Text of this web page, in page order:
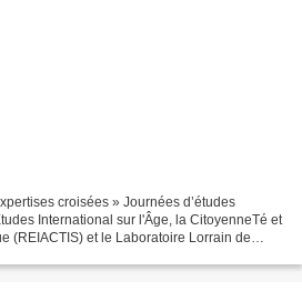
croisées » Journées d’études
International sur l'Âge, la CitoyenneTé et
(REIACTIS) et le Laboratoire Lorrain de